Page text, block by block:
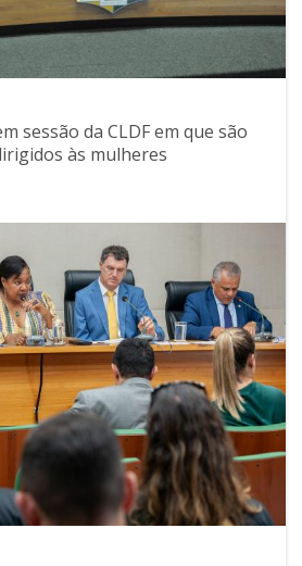
sessão da CLDF em que são
às mulheres